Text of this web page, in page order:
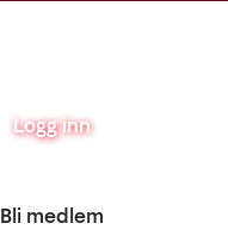
Logg inn
Bli medlem